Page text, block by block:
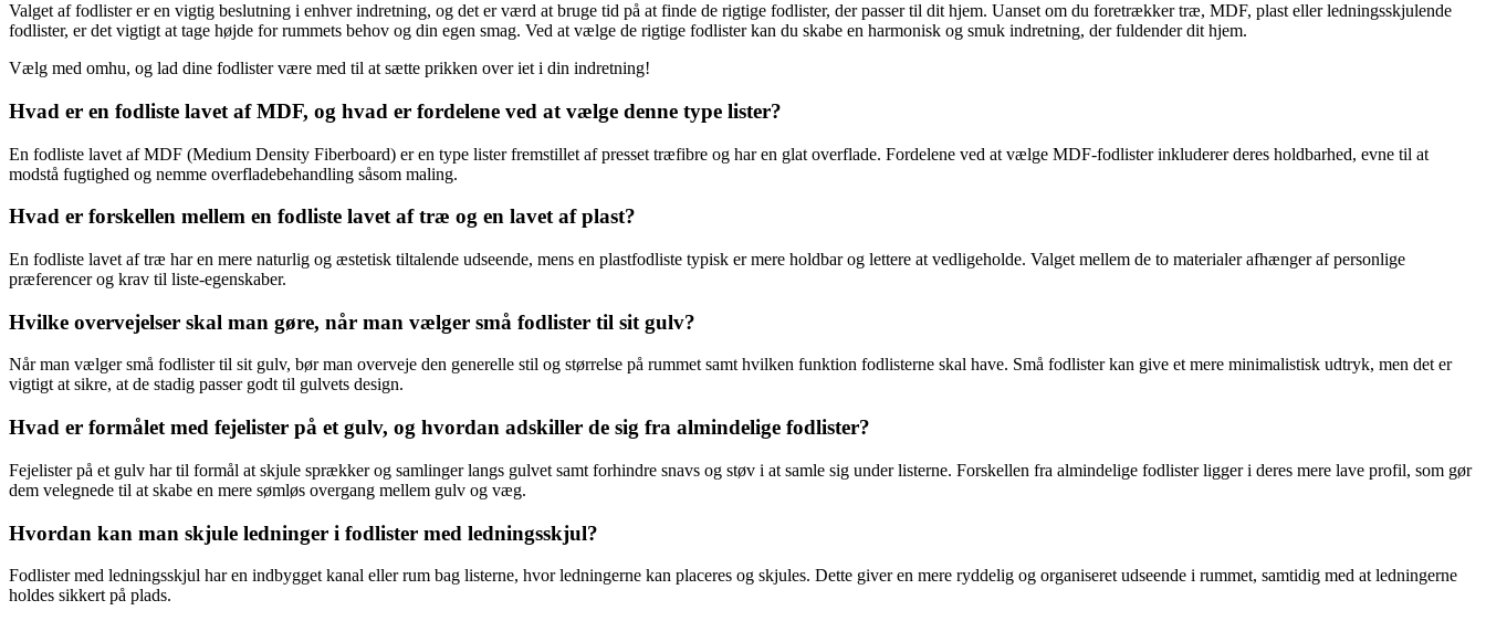
Valget af fodlister er en vigtig beslutning i enhver indretning, og det er værd at bruge tid på at finde de rigtige fodlister, der passer til dit hjem. Uanset om du foretrækker træ, MDF, plast eller ledningsskjulende
fodlister, er det vigtigt at tage højde for rummets behov og din egen smag. Ved at vælge de rigtige fodlister kan du skabe en harmonisk og smuk indretning, der fuldender dit hjem.
Vælg med omhu, og lad dine fodlister være med til at sætte prikken over iet i din indretning!
Hvad er en fodliste lavet af MDF, og hvad er fordelene ved at vælge denne type lister?
En fodliste lavet af MDF (Medium Density Fiberboard) er en type lister fremstillet af presset træfibre og har en glat overflade. Fordelene ved at vælge MDF-fodlister inkluderer deres holdbarhed, evne til at
modstå fugtighed og nemme overfladebehandling såsom maling.
Hvad er forskellen mellem en fodliste lavet af træ og en lavet af plast?
En fodliste lavet af træ har en mere naturlig og æstetisk tiltalende udseende, mens en plastfodliste typisk er mere holdbar og lettere at vedligeholde. Valget mellem de to materialer afhænger af personlige
præferencer og krav til liste-egenskaber.
Hvilke overvejelser skal man gøre, når man vælger små fodlister til sit gulv?
Når man vælger små fodlister til sit gulv, bør man overveje den generelle stil og størrelse på rummet samt hvilken funktion fodlisterne skal have. Små fodlister kan give et mere minimalistisk udtryk, men det er
vigtigt at sikre, at de stadig passer godt til gulvets design.
Hvad er formålet med fejelister på et gulv, og hvordan adskiller de sig fra almindelige fodlister?
Fejelister på et gulv har til formål at skjule sprækker og samlinger langs gulvet samt forhindre snavs og støv i at samle sig under listerne. Forskellen fra almindelige fodlister ligger i deres mere lave profil, som gør
dem velegnede til at skabe en mere sømløs overgang mellem gulv og væg.
Hvordan kan man skjule ledninger i fodlister med ledningsskjul?
Fodlister med ledningsskjul har en indbygget kanal eller rum bag listerne, hvor ledningerne kan placeres og skjules. Dette giver en mere ryddelig og organiseret udseende i rummet, samtidig med at ledningerne
holdes sikkert på plads.